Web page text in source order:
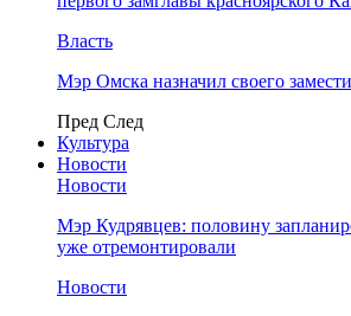
Власть
Мэр Омска назначил своего
Пред След
Культура
Новости
Новости
Мэр Кудрявцев: половину
уже отремонтировали
Новости